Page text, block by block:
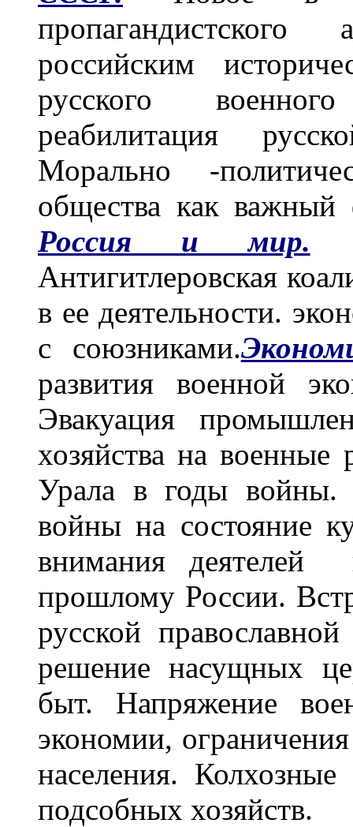
российским
русского
реабилитация
Морально -
общества как важный
Россия и мир.
Антигитлеровская
в ее деятельности.
с союзниками.
развития военной
Эвакуация
хозяйства на
Урала в годы
войны на состояние
внимания деятелей
прошлому России.
русской
решение насущных
быт. Напряжение
экономии,
населения.
подсобных хозяйств.